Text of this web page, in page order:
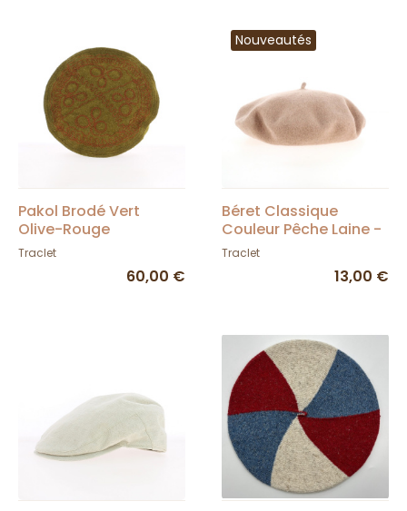
Pakol Brodé Vert
Olive-Rouge
Traclet
60,00 €
Nouveautés
Béret Classique
Couleur Pêche Laine -
Traclet
Traclet
13,00 €